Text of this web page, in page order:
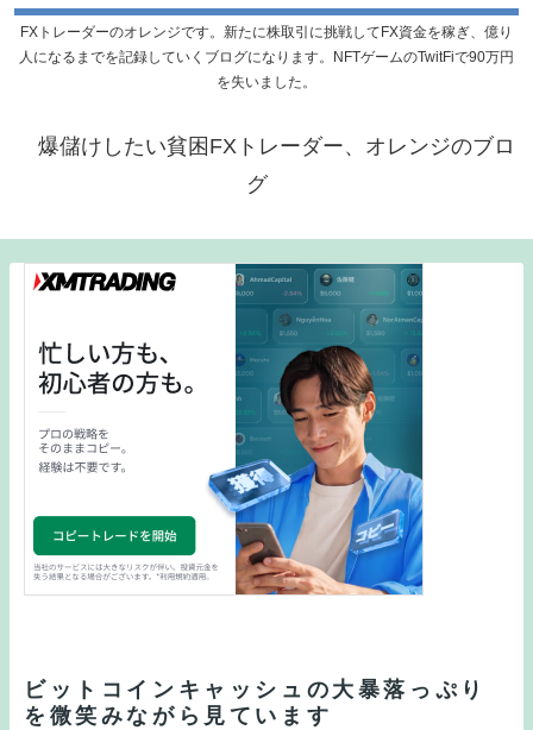
FXトレーダーのオレンジです。新たに株取引に挑戦してFX資金を稼ぎ、億り
人になるまでを記録していくブログになります。NFTゲームのTwitFiで90万円
を失いました。
爆儲けしたい貧困FXトレーダー、オレンジのブロ
グ
ビットコインキャッシュの大暴落っぷり
を微笑みながら見ています